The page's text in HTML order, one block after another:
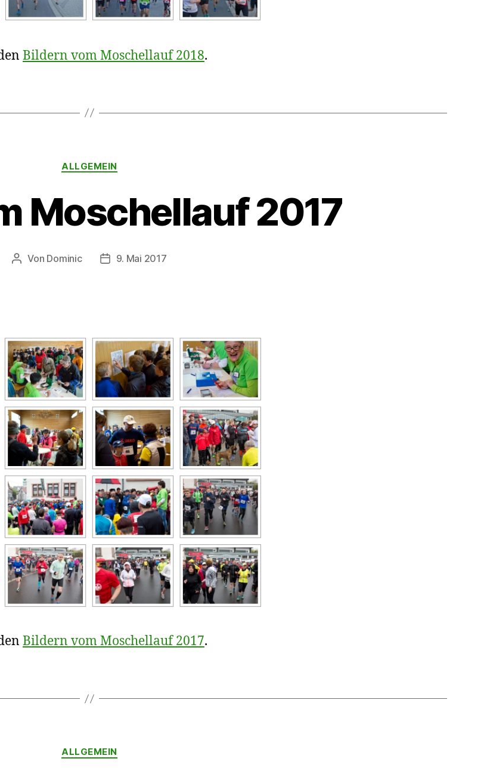
Bildern vom Moschellauf 2018.
Kategorien
ALLGEMEIN
Moschellauf 2017
Beitragsautor
Von Dominic Veröffentlichungsdatum
9. Mai 2017
Bildern vom Moschellauf 2017.
Kategorien
ALLGEMEIN